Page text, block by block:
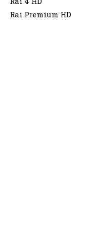
Rai Premium HD